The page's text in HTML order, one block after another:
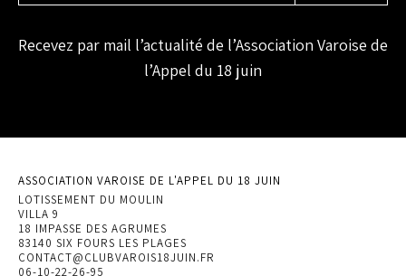
Recevez par mail l’actualité de l’Association Varoise de
l’Appel du 18 juin
ASSOCIATION VAROISE DE L'APPEL DU 18 JUIN
LOTISSEMENT DU MOULIN
VILLA 9
18 IMPASSE DES AGRUMES
83140 SIX FOURS LES PLAGES
CONTACT@CLUBVAROIS18JUIN.FR
06-10-22-26-95